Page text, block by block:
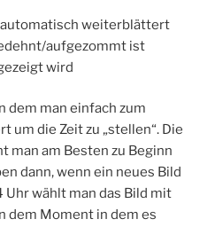
automatisch weiterblättert
aufgezommt ist
wird
dem man einfach zum
um die Zeit zu „stellen“. Die
man am Besten zu Beginn
dann, wenn ein neues Bild
Uhr wählt man das Bild mit
dem Moment in dem es